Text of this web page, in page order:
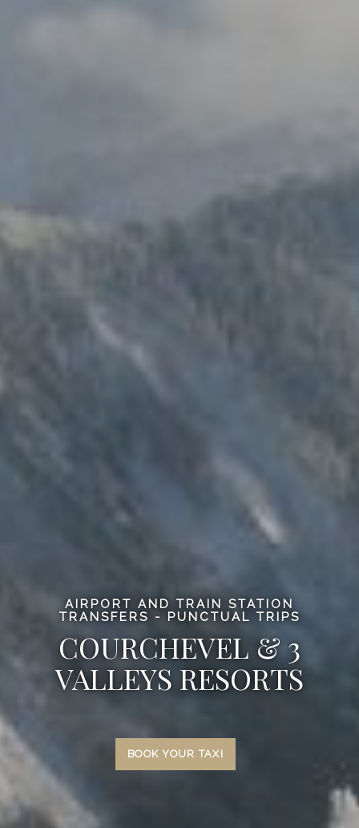
AIRPORT AND TRAIN STATION
TRANSFERS - PUNCTUAL TRIPS
COURCHEVEL & 3
VALLEYS RESORTS
BOOK YOUR TAXI